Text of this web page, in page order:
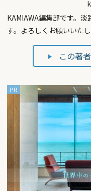
KAMIAWA編集部です。
す。よろしくお願いいたし
この著